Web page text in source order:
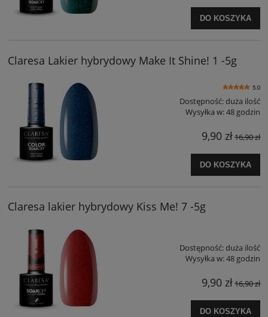
DO KOSZYKA
Claresa Lakier hybrydowy Make It Shine! 1 -5g
5.0
Dostępność:duża ilość
Wysyłka w:48 godzin
9,90 zł16,90 zł
DO KOSZYKA
Claresa lakier hybrydowy Kiss Me! 7 -5g
Dostępność:duża ilość
Wysyłka w:48 godzin
9,90 zł16,90 zł
DO KOSZYKA